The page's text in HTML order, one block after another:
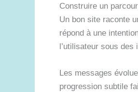
Construire un
Un bon site raconte
répond à une
l’utilisateur sous des
Les messages
progression subtile